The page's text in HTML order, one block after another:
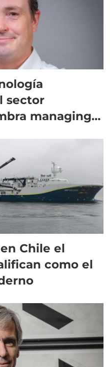
sector
managing
Chile el
como el